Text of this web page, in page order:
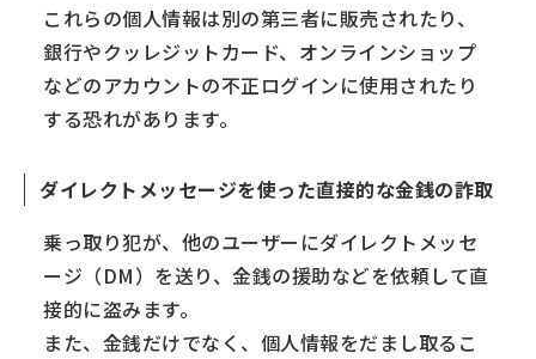
これらの個人情報は別の第三者に販売されたり、
銀行やクッレジットカード、オンラインショップ
などのアカウントの不正ログインに使用されたり
する恐れがあります。
ダイレクトメッセージを使った直接的な金銭の詐取
乗っ取り犯が、他のユーザーにダイレクトメッセ
ージ（DM）を送り、金銭の援助などを依頼して直
接的に盗みます。
また、金銭だけでなく、個人情報をだまし取るこ